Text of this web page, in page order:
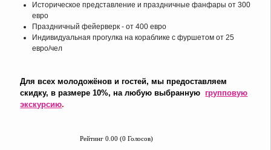
Историческое представление и праздничные фанфары от 300
евро
Праздничный фейерверк - от 400 евро
Индивидуальная прогулка на кораблике с фуршетом от 25
евро/чел
Для всех молодожёнов и гостей, мы предоставляем
скидку, в размере 10%, на любую выбранную групповую
экскурсию.
Рейтинг 0.00 (0 Голосов)